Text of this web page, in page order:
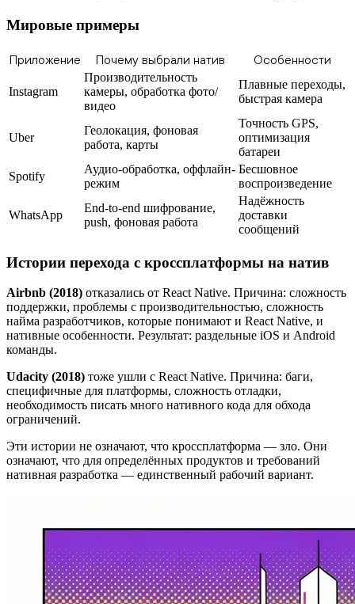
Мировые примеры
Приложение Почему выбрали натив Особенности
Instagram
Производительность
камеры, обработка фото/
видео
Плавные переходы,
быстрая камера
Uber
Геолокация, фоновая
работа, карты
Точность GPS,
оптимизация
батареи
Spotify
Аудио-обработка, оффлайн-
режим
Бесшовное
воспроизведение
WhatsApp
End-to-end шифрование,
push, фоновая работа
Надёжность
доставки
сообщений
Истории перехода с кроссплатформы на натив
Airbnb (2018) отказались от React Native. Причина: сложность
поддержки, проблемы с производительностью, сложность
найма разработчиков, которые понимают и React Native, и
нативные особенности. Результат: раздельные iOS и Android
команды.
Udacity (2018) тоже ушли с React Native. Причина: баги,
специфичные для платформы, сложность отладки,
необходимость писать много нативного кода для обхода
ограничений.
Эти истории не означают, что кроссплатформа — зло. Они
означают, что для определённых продуктов и требований
нативная разработка — единственный рабочий вариант.